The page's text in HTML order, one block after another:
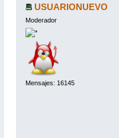
USUARIONUEVO
Moderador
Mensajes: 16145